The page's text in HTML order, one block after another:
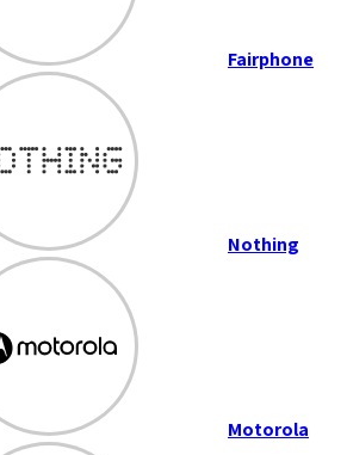
Fairphone
Nothing
Motorola